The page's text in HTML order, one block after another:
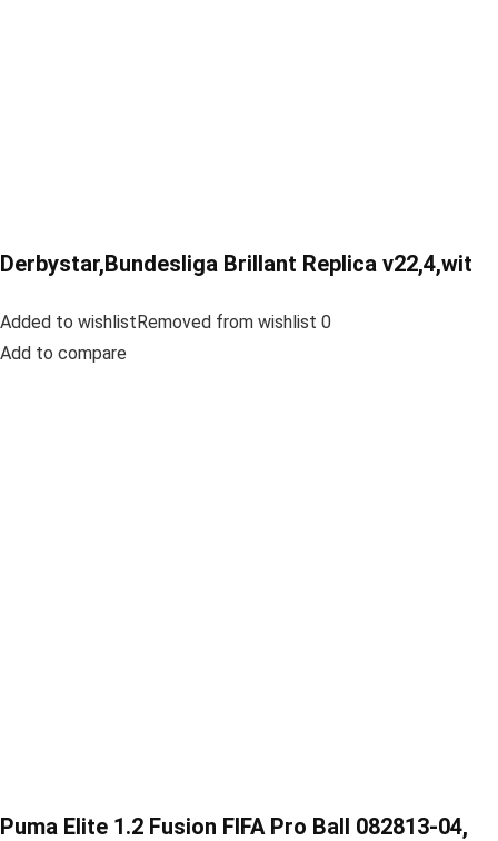
Derbystar,Bundesliga Brillant Replica v22,4,wit
Added to wishlistRemoved from wishlist 0
Add to compare
Puma Elite 1.2 Fusion FIFA Pro Ball 082813-04,